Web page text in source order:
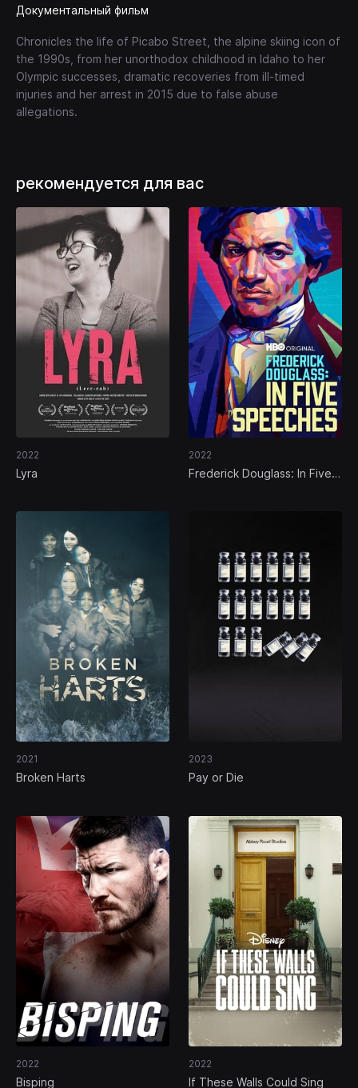
Документальный фильм
Chronicles the life of Picabo Street, the alpine skiing icon of
the 1990s, from her unorthodox childhood in Idaho to her
Olympic successes, dramatic recoveries from ill-timed
injuries and her arrest in 2015 due to false abuse
allegations.
рекомендуется для вас
2022
Lyra
2022
Frederick Douglass: In Five
2021
Broken Harts
2023
Pay or Die
2022
Bisping
2022
If These Walls Could Sing